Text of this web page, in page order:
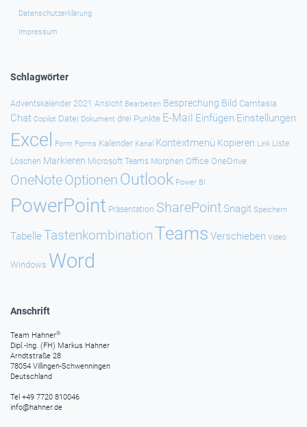
Datenschutzerklärung
Impressum
Schlagwörter
Adventskalender 2021 Ansicht Bearbeiten Besprechung Bild Camtasia
Chat Copilot Datei Dokument drei Punkte E-Mail Einfügen Einstellungen
Excel Form Forms Kalender Kanal Kontextmenü Kopieren Link Liste
Löschen Markieren Microsoft Teams Morphen Office OneDrive
OneNoteOptionen Outlook Power BI
PowerPoint Präsentation SharePointSnagit Speichern
Tabelle TastenkombinationTeams Verschieben Video
Windows Word
Anschrift
Team Hahner®
Dipl.-Ing. (FH) Markus Hahner
Arndtstraße 28
78054 Villingen-Schwenningen
Deutschland
Tel +49 7720 810046
info@hahner.de